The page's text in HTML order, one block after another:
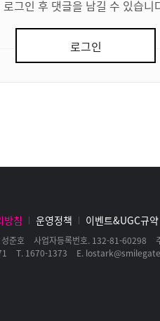
로그인 후 댓글을 남길 수 있습니
로그인
방침 운영정책 이벤트&UGC규약
성준호 사업자등록번호 132-81-60298
T 1670-1373 E